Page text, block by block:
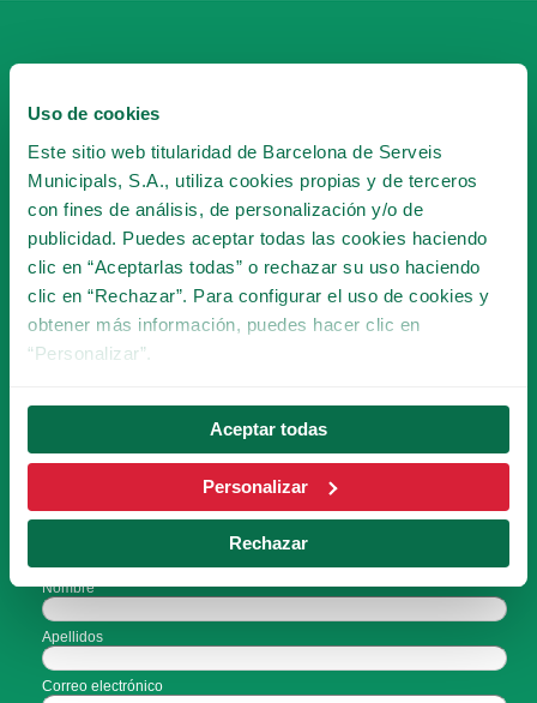
Uso de cookies
Este sitio web titularidad de Barcelona de Serveis
Municipals, S.A., utiliza cookies propias y de terceros
con fines de análisis, de personalización y/o de
publicidad. Puedes aceptar todas las cookies haciendo
clic en “Aceptarlas todas” o rechazar su uso haciendo
clic en “Rechazar”. Para configurar el uso de cookies y
obtener más información, puedes hacer clic en
“Personalizar”.
Aceptar todas
Personalizar
Rechazar
HAZTE SOCIO
DEL TIBICLUB!
SUSCRÍBETE A LA
NEWSLETTER
¡Serás la primera persona en conocer las
novedades del Tibidabo!